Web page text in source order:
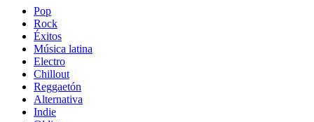
Pop
Rock
Éxitos
Música latina
Electro
Chillout
Reggaetón
Alternativa
Indie